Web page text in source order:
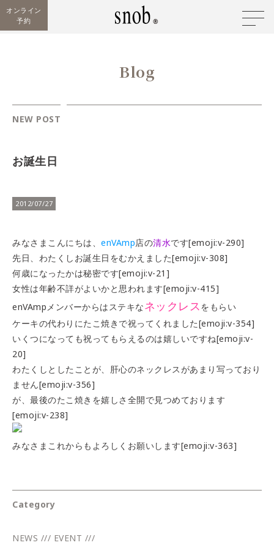
オンライン
予約
Blog
NEW POST
お誕生日
2012/07/27
みなさまこんにちは、 enVAmp店の清水です[emoji:v-290]
先日、わたくしお誕生日をむかえました[emoji:v-308]
何歳になったかは秘密です[emoji:v-21]
女性は年齢不詳がよいかと思われます[emoji:v-415]
enVAmpメンバーからはステキなネックレスをもらい
ケーキの代わりにたこ焼きで祝ってくれました[emoji:v-354]
いくつになっても祝ってもらえるのは嬉しいですね[emoji:v-
20]
わたくしとしたことが、肝心のネックレスがあまり写っており
ません[emoji:v-356]
が、最後のたこ焼きを嬉しさ全開で見つめております
[emoji:v-238]
みなさまこれからもよろしくお願いします[emoji:v-363]
Category
NEWS /// EVENT ///